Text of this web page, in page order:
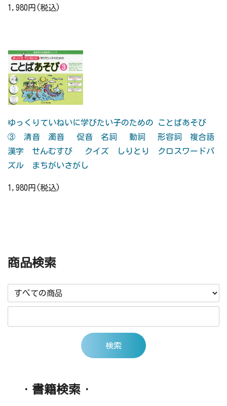
1,980円(税込)
ゆっくりていねいに学びたい子のための ことばあそび
③ 清音 濁音 促音 名詞 動詞 形容詞 複合語
漢字 せんむすび クイズ しりとり クロスワードパ
ズル まちがいさがし
1,980円(税込)
商品検索
・書籍検索・